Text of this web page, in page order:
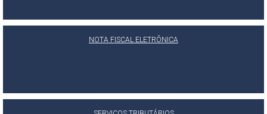
NOTA FISCAL ELETRÔNICA